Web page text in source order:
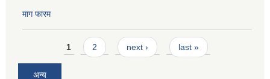
माग फारम
Pages1 2 next › last »
अन्य